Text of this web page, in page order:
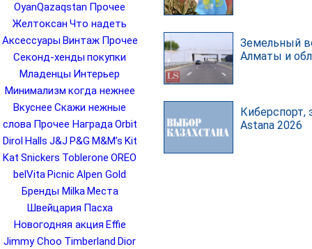
OyanQazaqstan Прочее
Желтоксан Что надеть
Аксессуары Винтаж Прочее
Секонд-хенды покупки
Младенцы Интерьер
Минимализм когда нежнее
Вкуснее Скажи нежные
слова Прочее НаградаOrbit
Dirol Halls J&J P&G M&M’s Kit
Kat Snickers Toblerone OREO
belVita Picnic Alpen Gold
Бренды Milka Места
Швейцария Пасха
Новогодняя акция Effie
Jimmy Choo Timberland Dior
Земельный
Алматы и
Киберспорт,
Astana 2026